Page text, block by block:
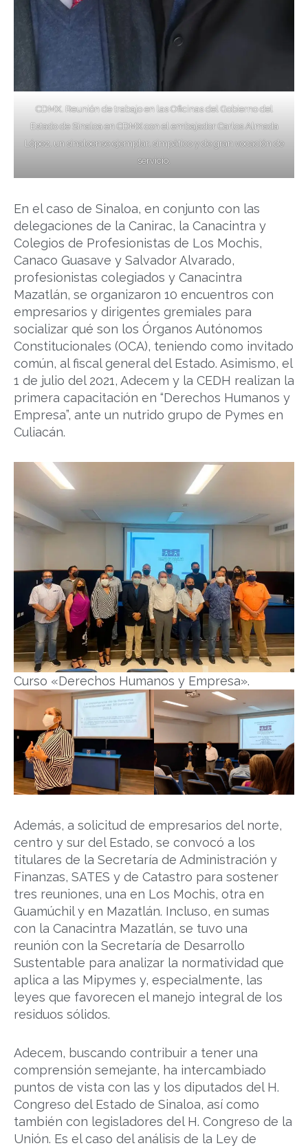
CDMX. Reunión de trabajo en las Oficinas del Gobierno del
Estado de Sinaloa en CDMX con el embajador Carlos Almada
López, un sinaloense ejemplar, simpático y de gran vocación de
servicio.
En el caso de Sinaloa, en conjunto con las
delegaciones de la Canirac, la Canacintra y
Colegios de Profesionistas de Los Mochis,
Canaco Guasave y Salvador Alvarado,
profesionistas colegiados y Canacintra
Mazatlán, se organizaron 10 encuentros con
empresarios y dirigentes gremiales para
socializar qué son los Órganos Autónomos
Constitucionales (OCA), teniendo como invitado
común, al fiscal general del Estado. Asimismo, el
1 de julio del 2021, Adecem y la CEDH realizan la
primera capacitación en “Derechos Humanos y
Empresa”, ante un nutrido grupo de Pymes en
Culiacán.
Curso «Derechos Humanos y Empresa».
Además, a solicitud de empresarios del norte,
centro y sur del Estado, se convocó a los
titulares de la Secretaría de Administración y
Finanzas, SATES y de Catastro para sostener
tres reuniones, una en Los Mochis, otra en
Guamúchil y en Mazatlán. Incluso, en sumas
con la Canacintra Mazatlán, se tuvo una
reunión con la Secretaría de Desarrollo
Sustentable para analizar la normatividad que
aplica a las Mipymes y, especialmente, las
leyes que favorecen el manejo integral de los
residuos sólidos.
Adecem, buscando contribuir a tener una
comprensión semejante, ha intercambiado
puntos de vista con las y los diputados del H.
Congreso del Estado de Sinaloa, así como
también con legisladores del H. Congreso de la
Unión. Es el caso del análisis de la Ley de